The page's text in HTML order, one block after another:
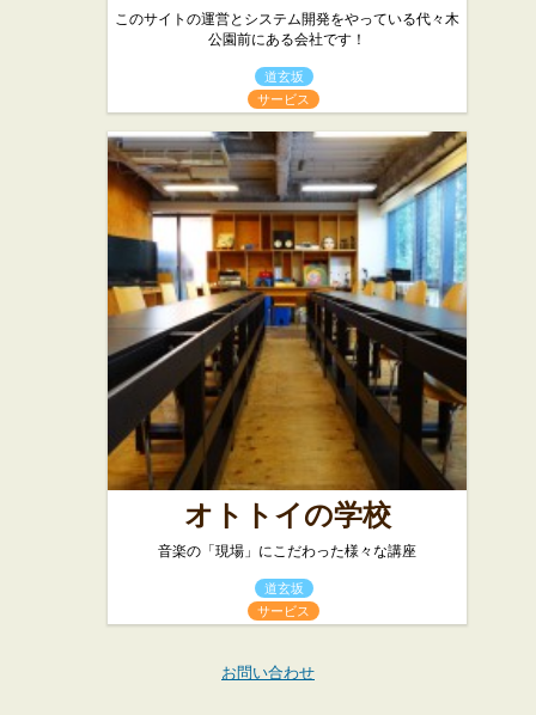
このサイトの運営とシステム開発をやっている代々木
公園前にある会社です！
道玄坂
サービス
オトトイの学校
音楽の「現場」にこだわった様々な講座
道玄坂
サービス
お問い合わせ